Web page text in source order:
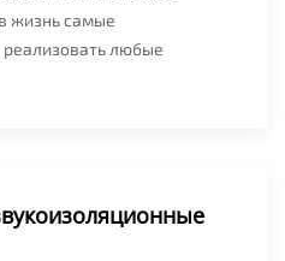
жизнь самые
любые